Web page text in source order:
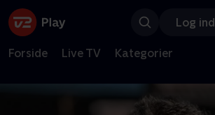
Log ind
Forside Live TV Kategorier